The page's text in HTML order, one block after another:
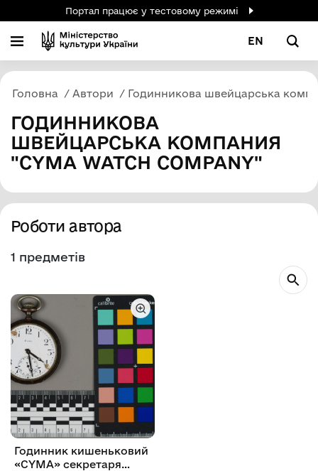
Портал працює у тестовому режимі
EN
Головна Автори Годинникова швейцарська
ГОДИННИКОВА
ШВЕЙЦАРСЬКА КОМПАНИЯ
"CYMA WATCH COMPANY"
Роботи автора
1 предметів
Годинник кишеньковий
«CYMA» секретаря